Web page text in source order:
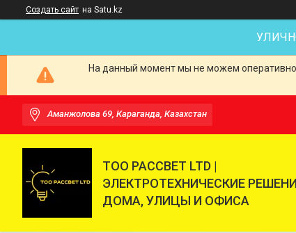
Создать сайт на Satu.kz
На данный момент мы не можем оперативно
Аманжолова 69, Караганда, Казахстан
ТОО РАССВЕТ LTD |
ЭЛЕКТРОТЕХНИЧЕСКИЕ
ДОМА, УЛИЦЫ И ОФИСА